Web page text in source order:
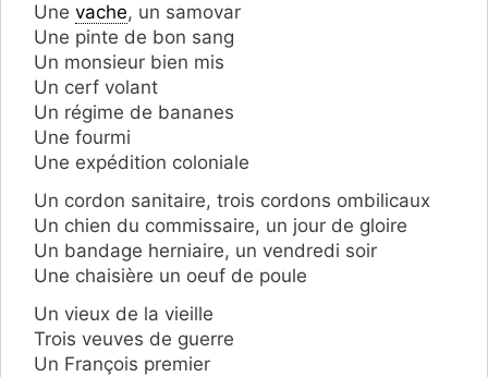
Une vache, un samovar
Une pinte de bon sang
Un monsieur bien mis
Un cerf volant
Un régime de bananes
Une fourmi
Une expédition coloniale
Un cordon sanitaire, trois cordons ombilicaux
Un chien du commissaire, un jour de gloire
Un bandage herniaire, un vendredi soir
Une chaisière un oeuf de poule
Un vieux de la vieille
Trois veuves de guerre
Un François premier